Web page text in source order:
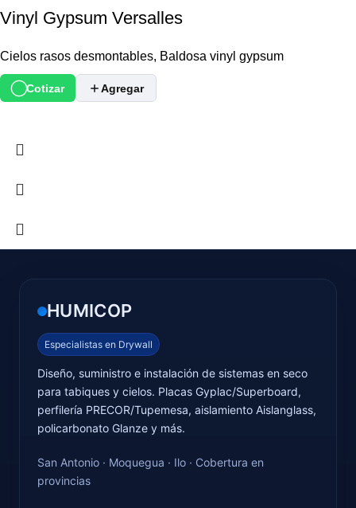
Vinyl Gypsum Versalles
Cielos rasos desmontables, Baldosa vinyl gypsum
Cotizar Agregar
HUMICOP
Especialistas en Drywall
Diseño, suministro e instalación de sistemas en seco
para tabiques y cielos. Placas Gyplac/Superboard,
perfilería PRECOR/Tupemesa, aislamiento Aislanglass,
policarbonato Glanze y más.
San Antonio · Moquegua · Ilo · Cobertura en
provincias